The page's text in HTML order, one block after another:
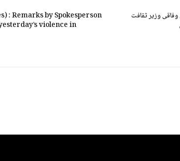
: Remarks by Spokesperson
violence in
وفاقی وزیر ثقافت